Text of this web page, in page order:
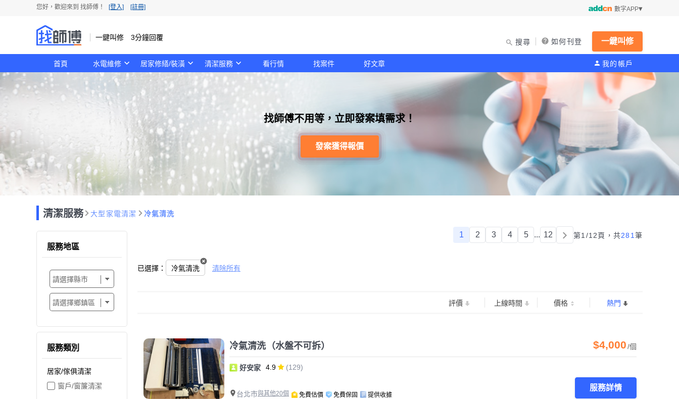
您好，歡迎來到 找師傅！ [登入] [註冊] 數字APP
一鍵叫修 3分鐘回覆
搜尋 如何刊登 一鍵叫修
首頁 水電維修 居家修繕/裝潢 清潔服務 看行情 找案件 好文章 我的帳戶
找師傅不用等，立即發案填需求！
發案獲得報價
清潔服務 大型家電清潔 冷氣清洗
1 2 3 4 5 ... 12 第1/12頁， 共281 筆
已選擇： 冷氣清洗 清除所有
服務地區
服務類別
居家/傢俱清潔
窗戶/窗簾清潔
評價 上線時間 價格 熱門
冷氣清洗（水盤不可拆） $4,000/個
好安家 4.9 (129)
台北市與其他20個 免費估價 免費保固 提供收據
服務詳情